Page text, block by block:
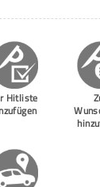
Hitliste